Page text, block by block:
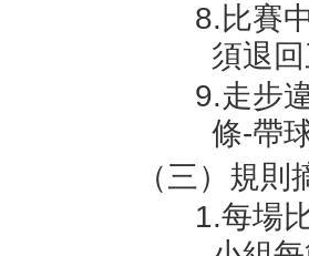
8.比賽
須退
9.走步
條-帶
（三）規則
1.每場